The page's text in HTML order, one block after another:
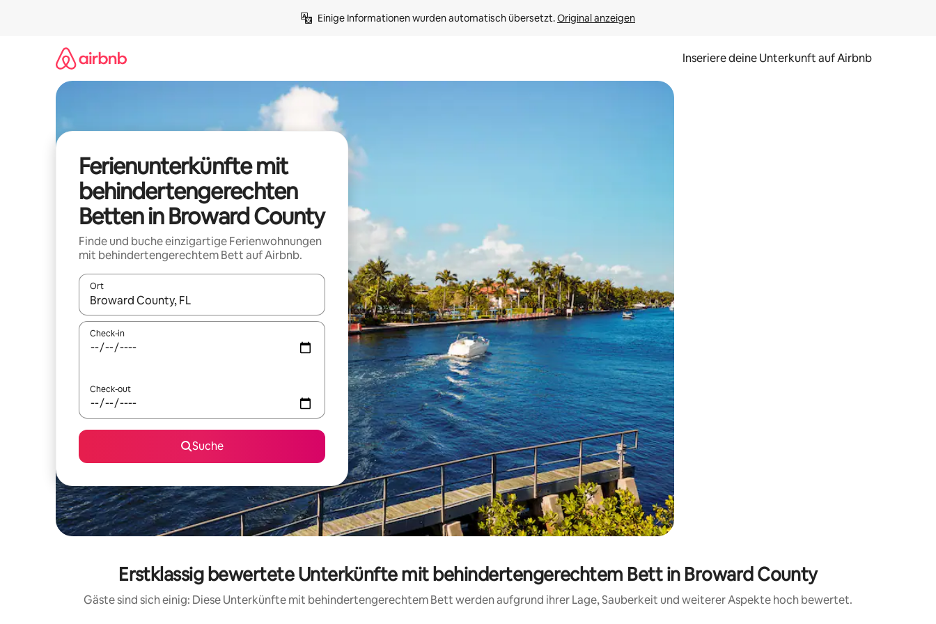
Einige Informationen wurden automatisch übersetzt. Original anzeigen
Inseriere deine Unterkunft auf Airbnb
Ferienunterkünfte mit
behindertengerechten
Betten in Broward County
Finde und buche einzigartige Ferienwohnungen
mit behindertengerechtem Bett auf Airbnb.
Ort
Wenn Ergebnisse verfügbar sind, navigiere mit den Pfeiltasten nach oben und unten oder erkunde die Ergebnisse durch Berühren oder Wischgesten.
Check-in
Check-out
Suche
Erstklassig bewertete Unterkünfte mit behindertengerechtem Bett in Broward County
Gäste sind sich einig: Diese Unterkünfte mit behindertengerechtem Bett werden aufgrund ihrer Lage, Sauberkeit und weiterer Aspekte hoch bewertet.